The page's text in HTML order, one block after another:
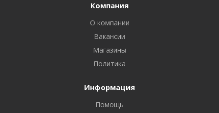
Компания
О компании
Вакансии
Магазины
Политика
Информация
Помощь